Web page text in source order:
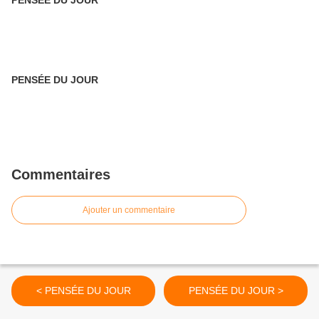
PENSÉE DU JOUR
Commentaires
Ajouter un commentaire
< PENSÉE DU JOUR PENSÉE DU JOUR >